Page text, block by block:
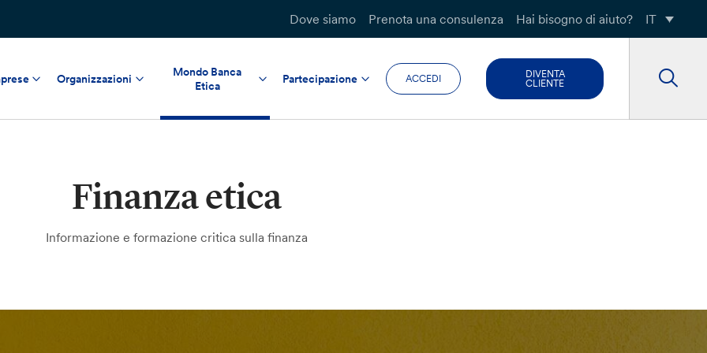
Dove siamo Prenota una consulenza Hai bisogno di aiuto? IT
Organizzazioni
Mondo Banca
Etica
Partecipazione ACCEDI
DIVENTA
CLIENTE
Finanza etica
Informazione e formazione critica sulla finanza